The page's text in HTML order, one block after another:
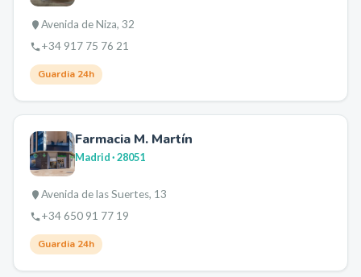
Avenida de Niza, 32
+34 917 75 76 21
Guardia 24h
Farmacia M. Martín
Madrid· 28051
Avenida de las Suertes, 13
+34 650 91 77 19
Guardia 24h